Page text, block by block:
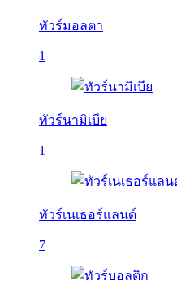
ทัวร์มอลตา
1
ทัวร์นามิเบีย
1
ทัวร์เนเธอร์แลนด์
7